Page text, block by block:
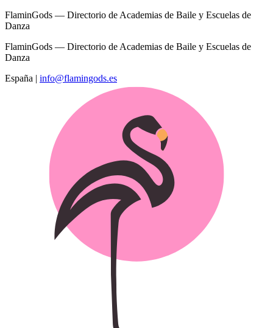
FlaminGods — Directorio de Academias de Baile y Escuelas de
Danza
FlaminGods — Directorio de Academias de Baile y Escuelas de
Danza
España | info@flamingods.es